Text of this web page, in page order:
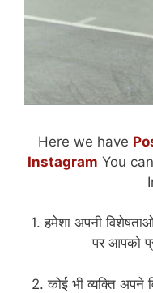
Here we have
Instagram You
1. हमेशा अपनी
पर आपको
2. कोई भी व्यक्ति अपने